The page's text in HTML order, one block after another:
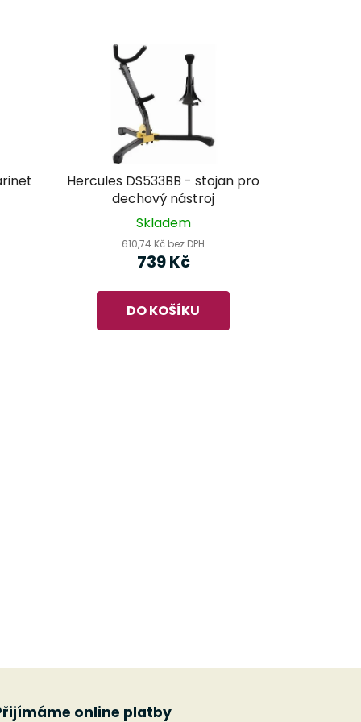
Hercules DS533BB - stojan pro
dechový nástroj
Skladem
610,74 Kč bez DPH
739 Kč
DO KOŠÍKU
online platby